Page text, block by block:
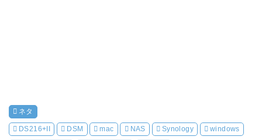
ネタ
DS216+II DSM mac NAS Synology windows